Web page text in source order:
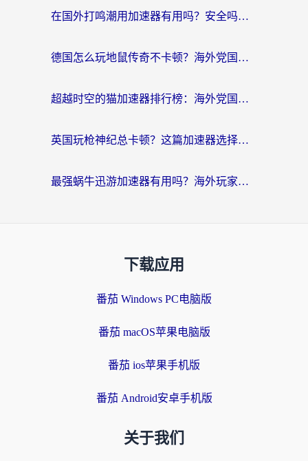
在国外打鸣潮用加速器有用吗？安全吗？海外玩家国服游戏加速全指南
德国怎么玩地鼠传奇不卡顿？海外党国服游戏加速全攻略（含战双EVE实用指南）
超越时空的猫加速器排行榜：海外党国服游戏不卡顿的终极选择指南
英国玩枪神纪总卡顿？这篇加速器选择指南帮你告别延迟（附实测推荐）
最强蜗牛迅游加速器有用吗？海外玩家国服游戏加速避坑指南（附德国玩忍者必须死3流星蝴蝶剑解决办法）
下载应用
番茄 Windows PC电脑版
番茄 macOS苹果电脑版
番茄 ios苹果手机版
番茄 Android安卓手机版
关于我们